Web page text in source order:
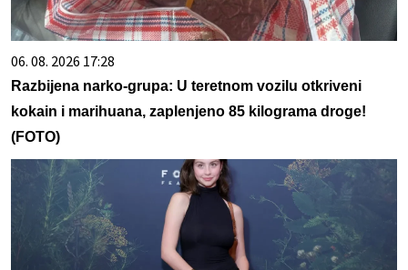
06. 08. 2026 17:28
Razbijena narko-grupa: U teretnom vozilu otkriveni
kokain i marihuana, zaplenjeno 85 kilograma droge!
(FOTO)